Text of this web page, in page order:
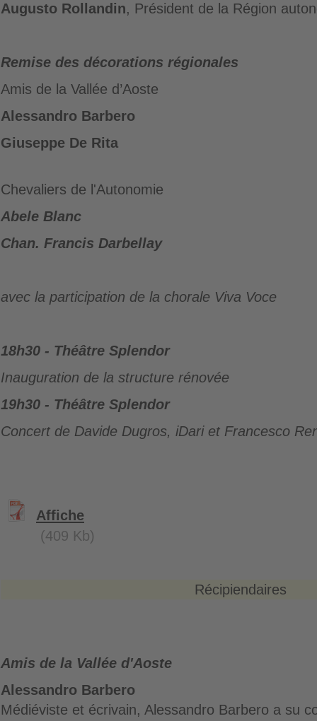
Augusto Rollandin, Président de la Région
Remise des décorations régionales
Amis de la Vallée d’Aoste
Alessandro Barbero
Giuseppe De Rita
Chevaliers de l'Autonomie
Abele Blanc
Chan. Francis Darbellay
avec la participation de la chorale Viva Voce
18h30 - Théâtre Splendor
Inauguration de la structure rénovée
19h30 - Théâtre Splendor
Concert de Davide Dugros, iDari et Francesco
Affiche
(409 Kb)
Récipiendaires
Amis de la Vallée d'Aoste
Alessandro Barbero
Médiéviste et écrivain, Alessandro Barbero a su